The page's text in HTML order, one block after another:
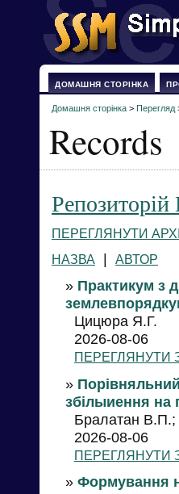
ДОМАШНЯ СТОРІНКА
Домашня сторінка > Перегляд
Records
ПЕРЕГЛЯНУТИ
НАЗВА
| АВТОР
» Практикум з
Цицюра Я.Г.
2026-08-06
ПЕРЕГЛЯНУТИ
»
збілыиення на
Бралатан В.П.;
2026-08-06
ПЕРЕГЛЯНУТИ
» Формування